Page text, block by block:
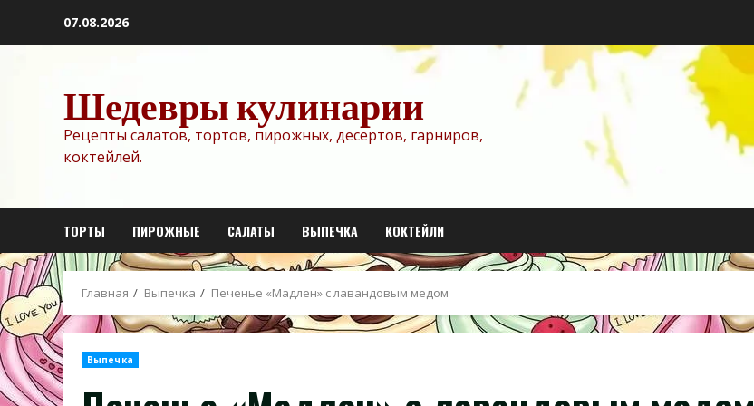
07.08.2026
Шедевры кулинарии
Рецепты салатов, тортов, пирожных, десертов, гарниров,
коктейлей.
ТОРТЫ ПИРОЖНЫЕ САЛАТЫ ВЫПЕЧКА КОКТЕЙЛИ
Главная Выпечка Печенье «Мадлен» с лавандовым медом
Выпечка